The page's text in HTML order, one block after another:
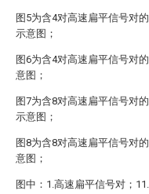
图5为含4对高速扁平信号对
示意图；
图6为含4对高速扁平信号对
意图；
图7为含8对高速扁平信号对
示意图；
图8为含8对高速扁平信号对
意图；
图中：1.高速扁平信号对；